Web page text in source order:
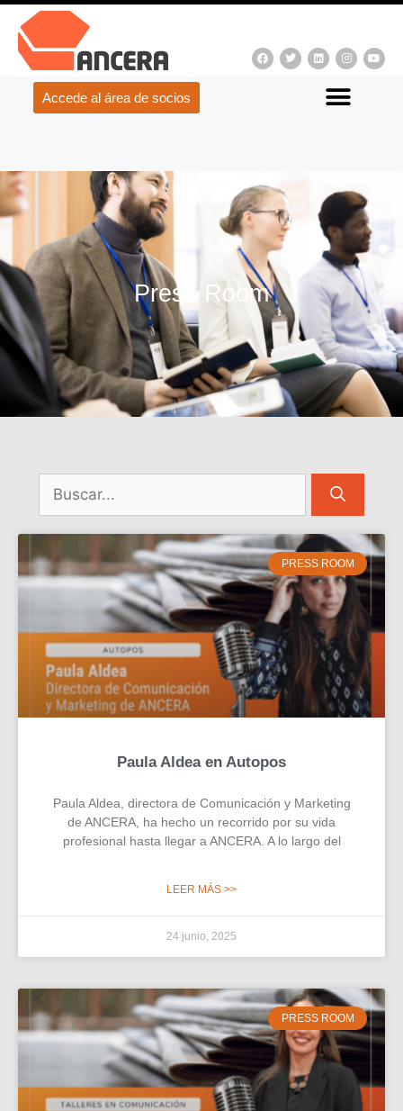
Accede al área de socios
Press Room
PRESS ROOM
Paula Aldea en Autopos
Paula Aldea, directora de Comunicación y Marketing
de ANCERA, ha hecho un recorrido por su vida
profesional hasta llegar a ANCERA. A lo largo del
LEER MÁS >>
24 junio, 2025
PRESS ROOM